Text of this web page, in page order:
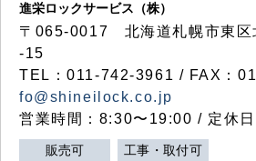
進栄ロックサービス（株）
〒065-0017 北海道札幌市東区
-15
TEL：011-742-3961 / FAX：
fo@shineilock.co.jp
営業時間：8:30〜19:00 / 定休日
販売可 工事・取付可